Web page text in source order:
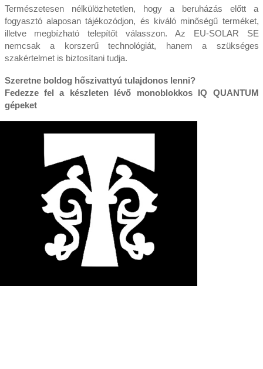
Természetesen nélkülözhetetlen, hogy a beruházás előtt a
fogyasztó alaposan tájékozódjon, és kiváló minőségű terméket,
illetve megbízható telepítőt válasszon. Az EU-SOLAR SE
nemcsak a korszerű technológiát, hanem a szükséges
szakértelmet is biztosítani tudja.
Szeretne boldog hőszivattyú tulajdonos lenni?
Fedezze fel a készleten lévő monoblokkos IQ QUANTUM
gépeket